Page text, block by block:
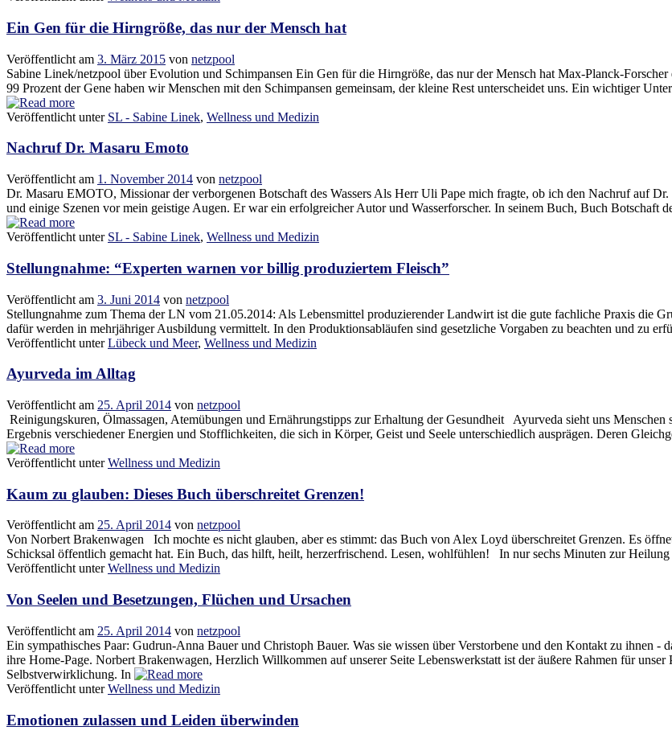
Ein Gen für die Hirngröße, das nur der Mensch hat
Veröffentlicht am 3. März 2015 von netzpool
Sabine Linek/netzpool über Evolution und Schimpansen Ein Gen für die Hirngröße, das nur der Mensch hat Max-Planck-
99 Prozent der Gene haben wir Menschen mit den Schimpansen gemeinsam, der kleine Rest unterscheidet uns. Ein wichtiger
Veröffentlicht unter SL - Sabine Linek, Wellness und Medizin
Nachruf Dr. Masaru Emoto
Veröffentlicht am 1. November 2014 von netzpool
Dr. Masaru EMOTO, Missionar der verborgenen Botschaft des Wassers Als Herr Uli Pape mich fragte, ob ich den Nachruf auf
und einige Szenen vor mein geistige Augen. Er war ein erfolgreicher Autor und Wasserforscher. In seinem Buch, Buch Botschaft
Veröffentlicht unter SL - Sabine Linek, Wellness und Medizin
Stellungnahme: “Experten warnen vor billig produziertem Fleisch”
Veröffentlicht am 3. Juni 2014 von netzpool
Stellungnahme zum Thema der LN vom 21.05.2014: Als Lebensmittel produzierender Landwirt ist die gute fachliche Praxis die
dafür werden in mehrjähriger Ausbildung vermittelt. In den Produktionsabläufen sind gesetzliche Vorgaben zu beachten und zu
Veröffentlicht unter Lübeck und Meer, Wellness und Medizin
Ayurveda im Alltag
Veröffentlicht am 25. April 2014 von netzpool
Reinigungskuren, Ölmassagen, Atemübungen und Ernährungstipps zur Erhaltung der Gesundheit Ayurveda sieht uns
Ergebnis verschiedener Energien und Stofflichkeiten, die sich in Körper, Geist und Seele unterschiedlich ausprägen. Deren
Veröffentlicht unter Wellness und Medizin
Kaum zu glauben: Dieses Buch überschreitet Grenzen!
Veröffentlicht am 25. April 2014 von netzpool
Von Norbert Brakenwagen Ich mochte es nicht glauben, aber es stimmt: das Buch von Alex Loyd überschreitet Grenzen. Es
Schicksal öffentlich gemacht hat. Ein Buch, das hilft, heilt, herzerfrischend. Lesen, wohlfühlen! In nur sechs Minuten zur
Veröffentlicht unter Wellness und Medizin
Von Seelen und Besetzungen, Flüchen und Ursachen
Veröffentlicht am 25. April 2014 von netzpool
Ein sympathisches Paar: Gudrun-Anna Bauer und Christoph Bauer. Was sie wissen über Verstorbene und den Kontakt zu ihnen -
ihre Home-Page. Norbert Brakenwagen, Herzlich Willkommen auf unserer Seite Lebenswerkstatt ist der äußere Rahmen für
Selbstverwirklichung. In
Veröffentlicht unter Wellness und Medizin
Emotionen zulassen und Leiden überwinden